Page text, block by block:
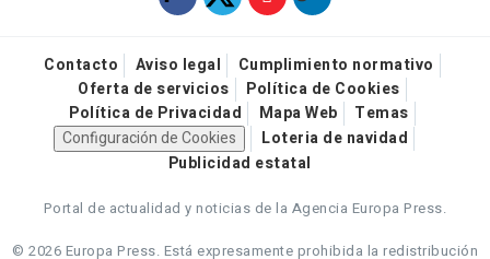
Contacto Aviso legal
Cumplimiento normativo
Oferta de servicios
Política de Cookies
Política de Privacidad
Mapa Web
Temas
Configuración de Cookies
Loteria de navidad
Publicidad estatal
Portal de actualidad y noticias de la Agencia Europa Press.
© 2026 Europa Press. Está expresamente prohibida la redistribución